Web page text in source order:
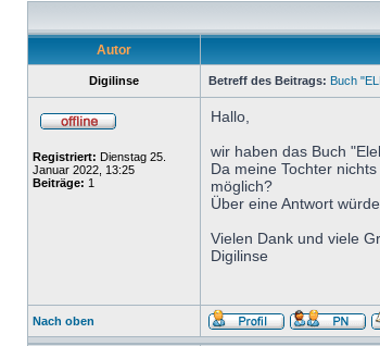
Autor
Digilinse Betreff des Beitrags: Buch
Registriert: Dienstag 25.
Januar 2022, 13:25
Beiträge: 1
Hallo,
wir haben das Buch
Da meine Tochter
möglich?
Über eine Antwort
Vielen Dank und viele
Digilinse
Nach oben